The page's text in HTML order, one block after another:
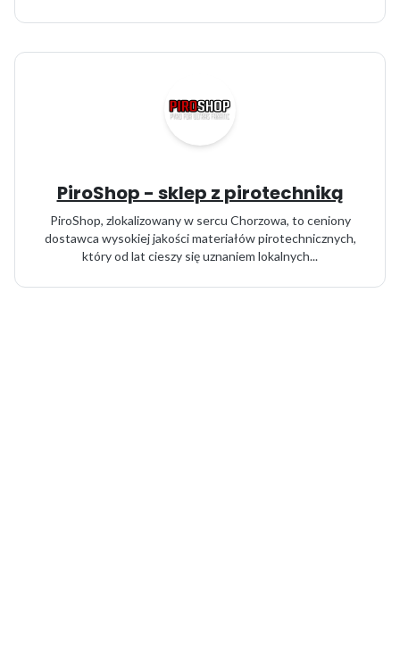
PiroShop - sklep z pirotechniką
PiroShop, zlokalizowany w sercu Chorzowa, to ceniony
dostawca wysokiej jakości materiałów pirotechnicznych,
który od lat cieszy się uznaniem lokalnych...